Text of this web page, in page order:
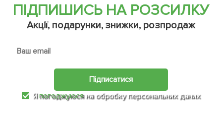
ПІДПИШИСЬ НА РОЗСИЛКУ
Акції, подарунки, знижки, розпродаж
Підписатися
Япогоджуюся на обробку персональних даних